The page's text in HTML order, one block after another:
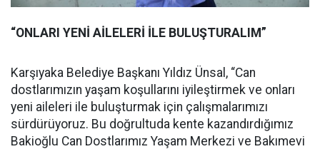
“ONLARI YENİ AİLELERİ İLE BULUŞTURALIM”
Karşıyaka Belediye Başkanı Yıldız Ünsal, “Can
dostlarımızın yaşam koşullarını iyileştirmek ve onları
yeni aileleri ile buluşturmak için çalışmalarımızı
sürdürüyoruz. Bu doğrultuda kente kazandırdığımız
Bakioğlu Can Dostlarımız Yaşam Merkezi ve Bakımevi